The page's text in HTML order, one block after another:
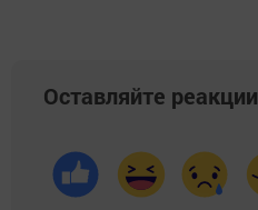
Оставляйте реакции